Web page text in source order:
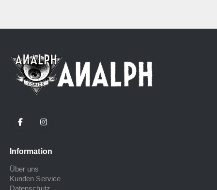
Information
Über uns
Kunden Service